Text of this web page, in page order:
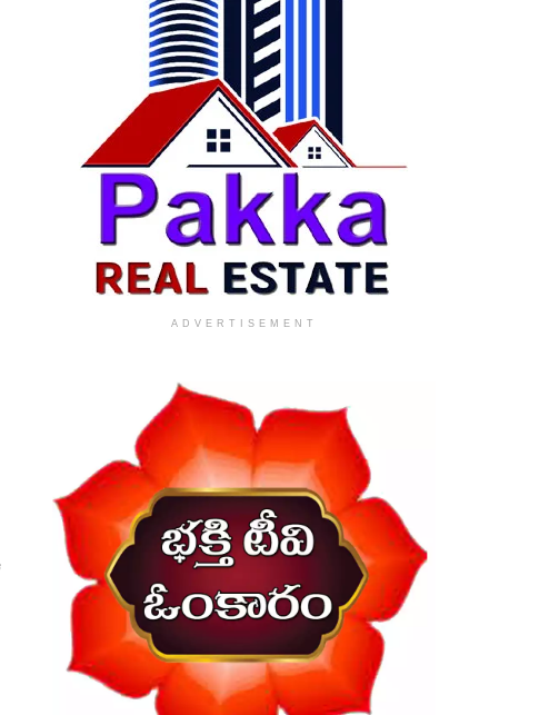
ADVERTISEMENT